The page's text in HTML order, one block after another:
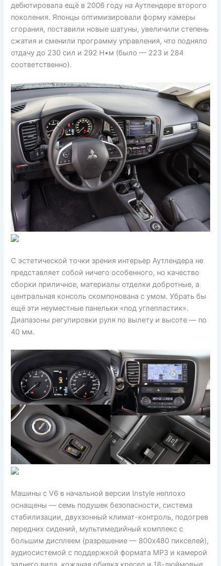
дебютировала ещё в 2006 году на Аутлендере второго
поколения. Японцы оптимизировали форму камеры
сгорания, поставили новые шатуны, увеличили степень
сжатия и сменили программу управления, что подняло
отдачу до 230 сил и 292 Н•м (было — 223 и 284
соответственно).
С эстетической точки зрения интерьер Аутлендера не
представляет собой ничего особенного, но качество
сборки приличное, материалы отделки добротные, а
центральная консоль скомпонована с умом. Убрать бы
ещё эти неуместные панельки «под углепластик».
Диапазоны регулировки руля по вылету и высоте — по
40 мм.
Машины с V6 в начальной версии Instyle неплохо
оснащены — семь подушек безопасности, система
стабилизации, двухзонный климат-контроль, подогрев
передних сидений, мультимедийный комплекс с
большим дисплеем (разрешение — 800х480 пикселей),
аудиосистемой с поддержкой формата MP3 и камерой